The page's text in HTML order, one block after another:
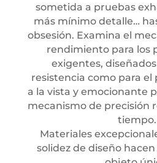
COLECCIÓN: - BLACK
MOVIMIENTO: - CALIBRE
MANUFACTURA MT5813
FUNCIÓN CRONÓGRAFO
CRONÓGRAFO
AUTOMÁTICA CON
RESISTENCIA AL AGUA :
sometida a pruebas
más mínimo detalle…
obsesión. Examina el
rendimiento para los
exigentes,
resistencia como para el
a la vista y emocionante
mecanismo de precisión
tiempo.
Materiales
solidez de diseño